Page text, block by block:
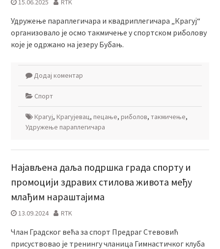
15.06.2025 RTK
Удружење параплегичара и квадриплегичара „Крагуј“
организовало је осмо такмичење у спортском риболову
које је одржано на језеру Бубањ.
Додај коментар
Спорт
Крагуј, Крагујевац, пецање, риболов, такмичење,
Удружење параплегичара
Најављена даља подршка града спорту и
промоцији здравих стилова живота међу
млађим нараштајима
13.09.2024 RTK
Члан Градског већа за спорт Предраг Стевовић
присуствовао је тренингу чланица Гимнастичког клуба